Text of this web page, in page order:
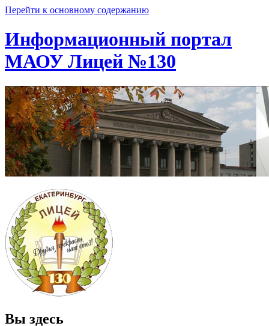
Перейти к основному содержанию
Информационный портал
МАОУ Лицей №130
Вы здесь